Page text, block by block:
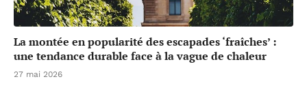
La montée en popularité des escapades ‘fraîches’ :
une tendance durable face à la vague de chaleur
27 mai 2026